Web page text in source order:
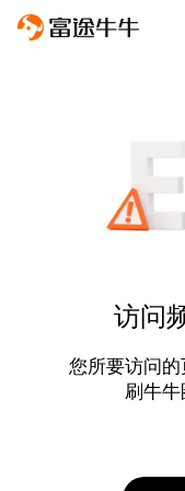
访问
您所要访问
刷牛